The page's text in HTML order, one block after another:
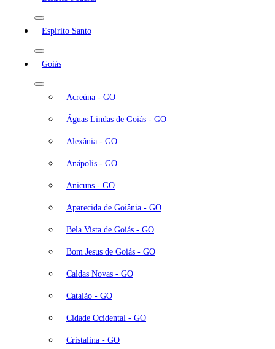
Espírito Santo
Goiás
Acreúna - GO
Águas Lindas de Goiás - GO
Alexânia - GO
Anápolis - GO
Anicuns - GO
Aparecida de Goiânia - GO
Bela Vista de Goiás - GO
Bom Jesus de Goiás - GO
Caldas Novas - GO
Catalão - GO
Cidade Ocidental - GO
Cristalina - GO